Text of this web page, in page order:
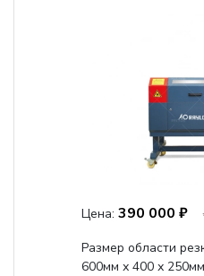
Цена: 390 000 ₽
Размер области
600мм х 400 х 250мм